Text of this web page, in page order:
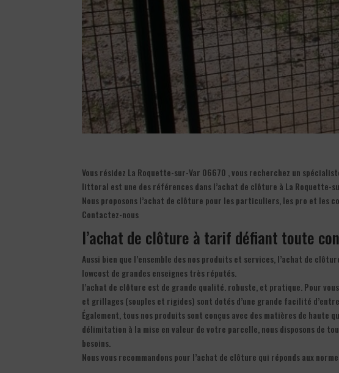
Vous résidez La Roquette-sur-Var 06670 , vous recherchez un
littoral est une des références dans l’achat de clôture à La Roquette-
Nous proposons l’achat de clôture pour les particuliers, les pro et les
Contactez-nous
l’achat de clôture à tarif défiant toute
Aussi bien que l’ensemble des nos produits et services, l’achat de
lowcost de grandes enseignes très réputés.
l’achat de clôture est de grande qualité. robuste, et pratique. Pour
et grillages (souples et rigides) sont dotés d’une grande facilité
Également, tous nos produits sont conçus avec des matières de
délimitation à la mise en valeur de votre parcelle, nous disposons de
besoins.
Nous vous recommandons pour l’achat de clôture qui réponds aux